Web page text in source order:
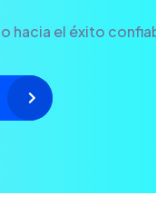
hacia el éxito